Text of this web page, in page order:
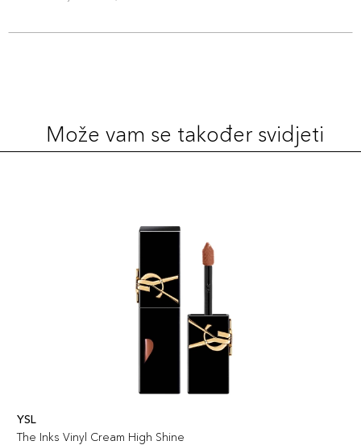
Može vam se također svidjeti
YSL
The Inks Vinyl Cream High Shine